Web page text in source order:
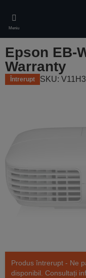
main
content
Meniu
Epson EB-
Warranty
Întrerupt SKU:
Produs întrerupt - Ne
disponibil. Consultați